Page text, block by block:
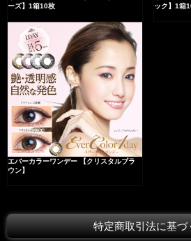
ーズ】1箱10枚
ック】1箱
エバーカラーワンデー 【クリスタルブラ
ウン】
特定商取引法に基づ